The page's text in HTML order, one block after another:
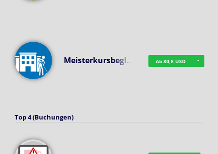
Meisterkursbegl… Ab 80,8 USD
Top 4 (Buchungen)